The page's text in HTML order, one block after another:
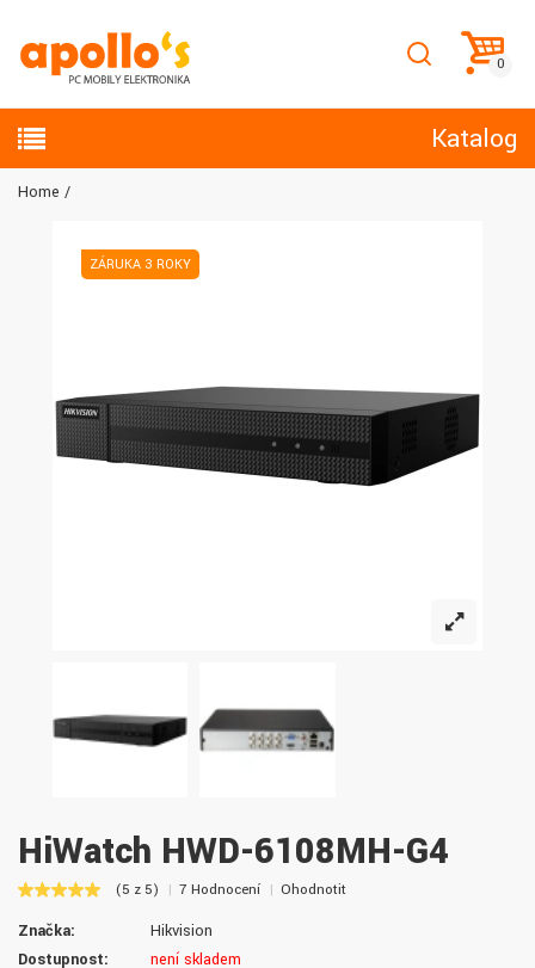
Katalog
Home
ZÁRUKA 3 ROKY
HiWatch HWD-6108MH-G4
(5 z 5) 7 Hodnocení Ohodnotit
Značka:
Hikvision
Dostupnost:
není skladem